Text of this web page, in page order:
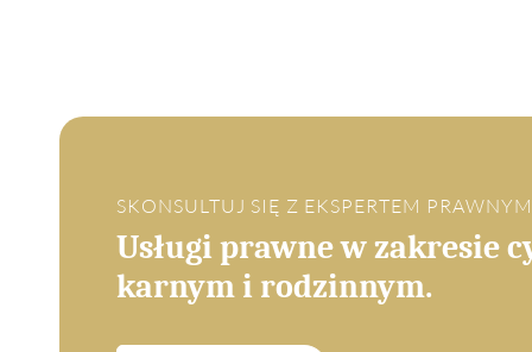
SKONSULTUJ SIĘ Z EKSPERTEM PRAWNYM
Usługi prawne w zakresie cywilnym,
karnym i rodzinnym.